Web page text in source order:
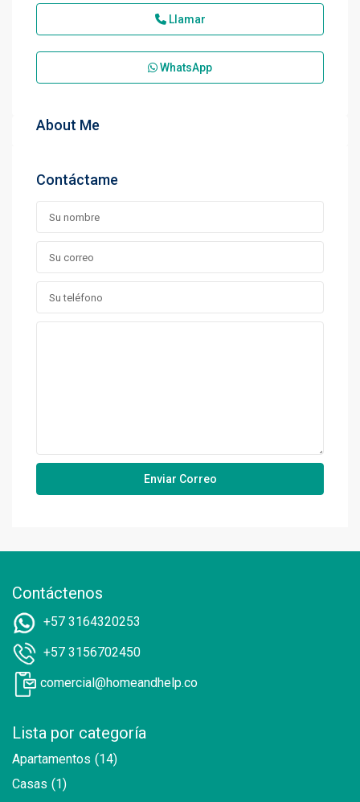
Llamar
WhatsApp
About Me
Contáctame
Contáctenos
+57 3164320253
+57 3156702450
comercial@homeandhelp.co
Lista por categoría
Apartamentos (14)
Casas (1)